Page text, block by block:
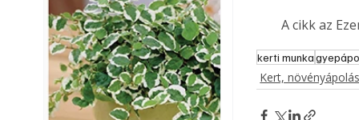
A cikk az
kerti munka
Kert, növényápolás